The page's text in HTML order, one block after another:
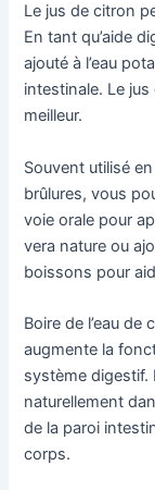
Le jus de citron
En tant qu’aide
ajouté à l’eau
intestinale. Le
meilleur.
Souvent utilisé
brûlures, vous
voie orale pour
vera nature ou
boissons pour
Boire de l’eau
augmente la
système digestif.
naturellement
de la paroi
corps.